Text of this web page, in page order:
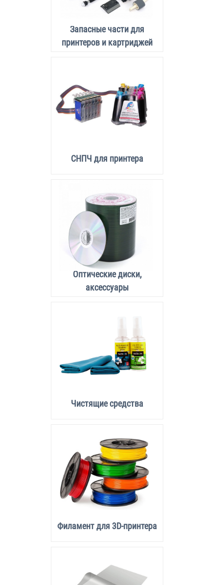
Запасные части для
принтеров и картриджей
СНПЧ для принтера
Оптические диски,
аксессуары
Чистящие средства
Филамент для 3D-принтера